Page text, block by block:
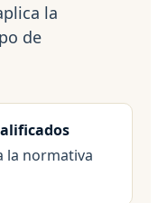
la
de
la normativa